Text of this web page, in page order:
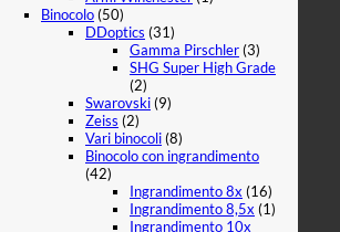
Binocolo(50)
DDoptics (31)
Gamma Pirschler(3)
SHG Super High Grade
(2)
Swarovski(9)
Zeiss (2)
Vari binocoli(8)
Binocolo con ingrandimento
(42)
Ingrandimento 8x (16)
Ingrandimento 8,5x (1)
Ingrandimento 10x